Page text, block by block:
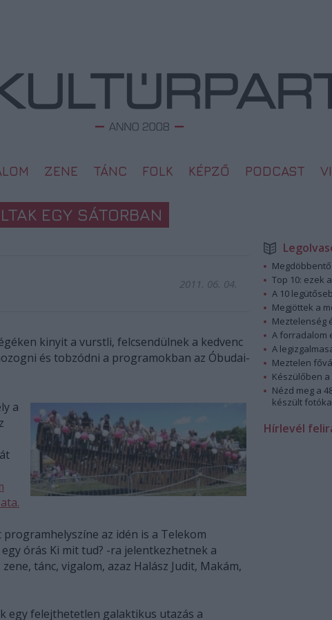
ZENE TÁNC FOLK KÉPZŐ PODCAST
EGY SÁTORBAN
2011. 06. 04.
kinyit a vurstli, felcsendülnek a kedvenc
és tobzódni a programokban az Óbudai-
a
az idén is a Telekom
órás Ki mit tud? -ra jelentkezhetnek a
tánc, vigalom, azaz Halász Judit, Makám,
egy felejthetetlen galaktikus utazás a
Top 10: ezek
A 10
Megjöttek a
Meztelenség
A forradalom
A
Meztelen
Készülőben
Nézd meg a
készült
Hírlevél